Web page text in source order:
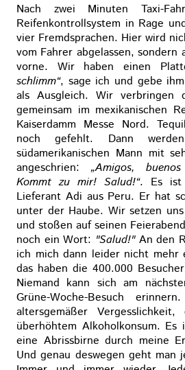
Nach zwei Minuten Taxi-
Reifenkontrollsystem in Rage
vier Fremdsprachen. Hier wird
vom Fahrer abgelassen, sondern
vorne. Wir haben einen
schlimm“, sage ich und gebe
als Ausgleich. Wir verbringen
gemeinsam im mexikanischen
Kaiserdamm Messe Nord.
noch gefehlt. Dann
südamerikanischen Mann mit
angeschrien:„Amigos,
Kommt zu mir! Salud!“. Es ist
Lieferant Adi aus Peru. Er hat
unter der Haube. Wir setzen
und stoßen auf seinen
noch ein Wort: "Salud!"An den
ich mich dann leider nicht mehr
das haben die 400.000
Niemand kann sich am
Grüne-Woche-Besuch
altersgemäßer
überhöhtem Alkoholkonsum. Es
eine Abrissbirne durch meine
Und genau deswegen geht man